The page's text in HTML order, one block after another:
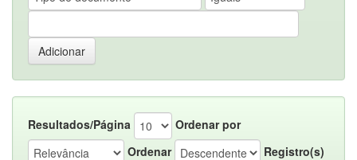
Resultados/Página
Ordenar por
Ordenar
Registro(s)